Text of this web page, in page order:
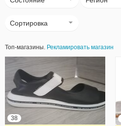
Сортировка
Топ-магазины. Рекламировать магазин
38